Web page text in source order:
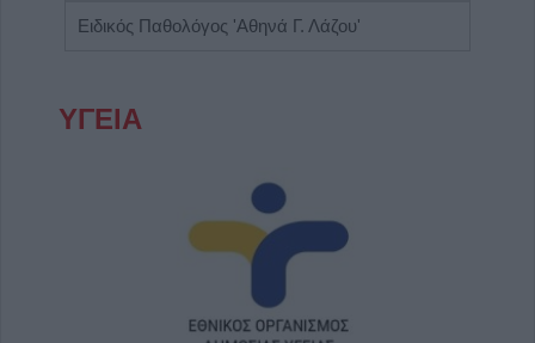
Ειδικός Παθολόγος 'Αθηνά Γ. Λάζου'
ΥΓΕΙΑ